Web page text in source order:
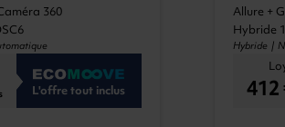
360
L'offre tout inclus
Allure +
Hybride
Hybride |